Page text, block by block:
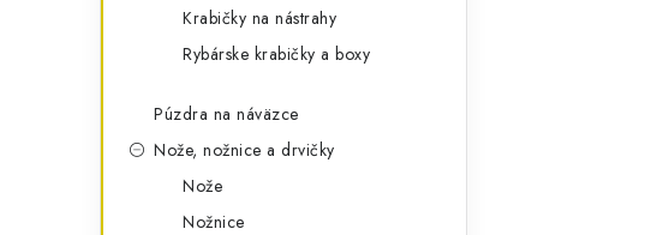
Krabičky na nástrahy
Rybárske krabičky a boxy
Púzdra na náväzce
Nože, nožnice a drvičky
Nože
Nožnice